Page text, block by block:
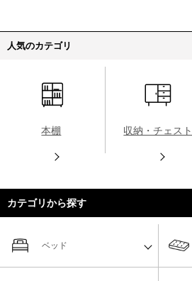
人気のカテゴリ
本棚 収納・チェスト
カテゴリから探す
ベッド